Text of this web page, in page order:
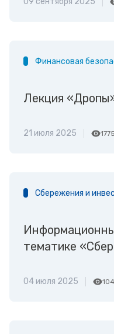
Финансовая
Лекция
21 июля 2025 1775
Сбережения и
тематике
04 июля 2025